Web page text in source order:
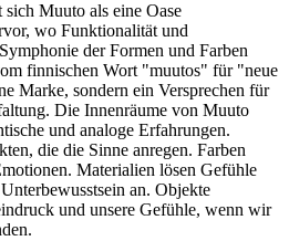
Muuto als eine Oase
wo Funktionalität und
der Formen und Farben
finnischen Wort "muutos" für "neue
Marke, sondern ein Versprechen für
Die Innenräume von Muuto
und analoge Erfahrungen.
die die Sinne anregen. Farben
Materialien lösen Gefühle
an. Objekte
und unsere Gefühle, wenn wir